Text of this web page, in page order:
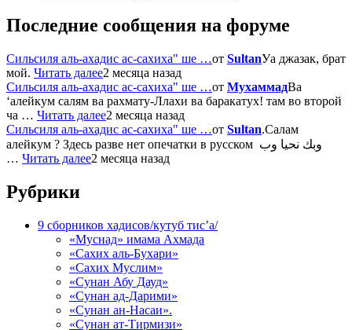
Последние сообщения на форуме
Сильсиля аль-ахадис ас-сахиха" ше …от SultanУа джазак, брат
мой. Читать далее2 месяца назад
Сильсиля аль-ахадис ас-сахиха" ше …от МухаммадВа
‘алейкум салям ва рахмату-Ллахи ва баракатух! там во второй
ча … Читать далее2 месяца назад
Сильсиля аль-ахадис ас-сахиха" ше …от Sultan.Салам
алейкум ? Здесь разве нет опечатки в русском وبك نحيا وب
… Читать далее2 месяца назад
Рубрики
9 сборников хадисов/кутуб тис’а/
«Муснад» имама Ахмада
«Сахих аль-Бухари»
«Сахих Муслим»
«Сунан Абу Дауд»
«Сунан ад-Дарими»
«Сунан ан-Насаи».
«Сунан ат-Тирмизи»